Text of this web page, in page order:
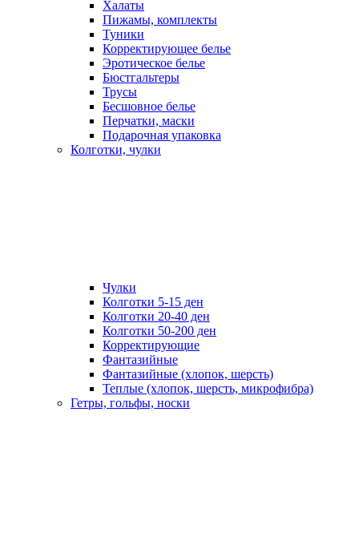
Халаты
Пижамы, комплекты
Туники
Корректирующее белье
Эротическое белье
Бюстгальтеры
Трусы
Бесшовное белье
Перчатки, маски
Подарочная упаковка
Колготки, чулки
Чулки
Колготки 5-15 ден
Колготки 20-40 ден
Колготки 50-200 ден
Корректирующие
Фантазийные
Фантазийные (хлопок, шерсть)
Теплые (хлопок, шерсть, микрофибра)
Гетры, гольфы, носки